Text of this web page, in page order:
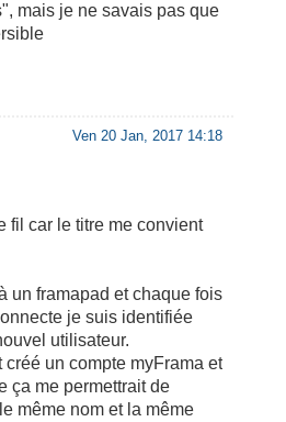
mais je ne savais pas que
Ven 20 Jan, 2017 14:18
fil car le titre me convient
un framapad et chaque fois
je suis identifiée
utilisateur.
créé un compte myFrama et
ça me permettrait de
même nom et la même